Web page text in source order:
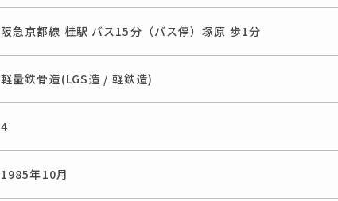
阪急京都線 桂駅 バス15分（バス停）塚原 歩1分
軽量鉄骨造(LGS造 / 軽鉄造)
4
1985年10月